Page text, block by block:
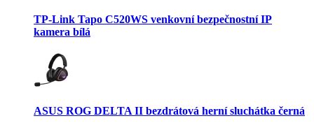
TP-Link Tapo C520WS venkovní bezpečnostní IP
kamera bílá
ASUS ROG DELTA II bezdrátová herní sluchátka černá